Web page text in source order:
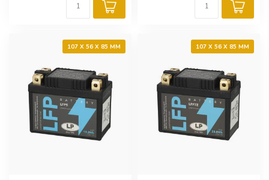
107 X 56 X 85 MM 107 X 56 X 85 MM